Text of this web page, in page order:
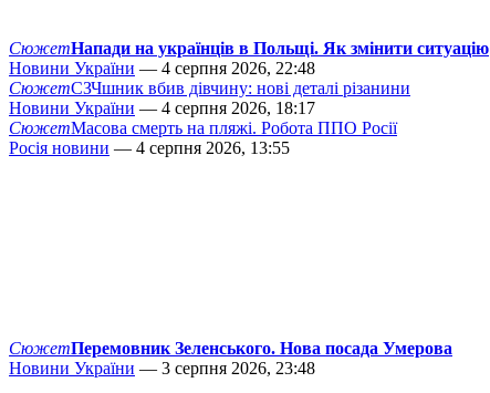
СюжетНапади на українців в Польщі. Як змінити ситуацію
Новини України — 4 серпня 2026, 22:48
СюжетСЗЧшник вбив дівчину: нові деталі різанини
Новини України — 4 серпня 2026, 18:17
СюжетМасова смерть на пляжі. Робота ППО Росії
Росія новини — 4 серпня 2026, 13:55
СюжетПеремовник Зеленського. Нова посада Умерова
Новини України — 3 серпня 2026, 23:48